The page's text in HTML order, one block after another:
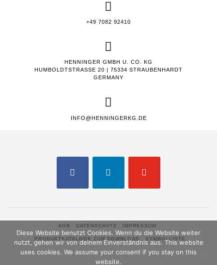
+49 7082 92410
HENNINGER GMBH U. CO. KG
HUMBOLDTSTRASSE 20 | 75334 STRAUBENHARDT
GERMANY
INFO@HENNINGERKG.DE
AGB DATENSCHUTZ IMPRESSUM
PRODUKTKATALOGE ZUM DOWNLOAD SYMBOLLISTE
Diese Website benutzt Cookies. Wenn du die Website weiter
nutzt, gehen wir von deinem Einverständnis aus. This website
uses cookies. We assume your consent if you stay on this
website.